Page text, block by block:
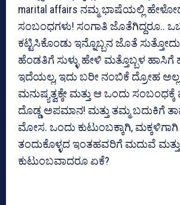
marital affairs ನಮ್ಮ ಭಾಷೆಯಲ್ಲಿ
ಸಂಬಂಧಗಳು! ಸಂಗಾತಿ ಜೊತೆಗಿದ್ದರೂ..
ಕಟ್ಟಿಸಿಕೊಂಡು ಇನ್ನೊಬ್ಬನ ಜೊತೆ
ಹೆಂಡತಿಗೆ ಸುಳ್ಳು ಹೇಳಿ ಮತ್ತೊಬ್ಬಳ
ಇದೆಯಲ್ಲ, ಇದು ಬರೀ ನಂಬಿಕೆ ದ್ರೋಹ
ಮನುಷ್ಯತ್ವಕ್ಕೇ ಮತ್ತು ಆ ಒಂದು
ದೊಡ್ಡ ಅಪಮಾನ! ಮತ್ತು ತಮ್ಮ ಬದುಕಿಗೆ
ಮೋಸ. ಒಂದು ಕುಟುಂಬಕ್ಕಾಗಿ, ಮಕ್ಕಳಿಗಾಗಿ
ತಂದುಕೊಳ್ಳದ ಇಂತಹವರಿಗೆ ಮದುವೆ ಮತ್ತು
ಕುಟುಂಬವಾದರೂ ಏಕೆ?